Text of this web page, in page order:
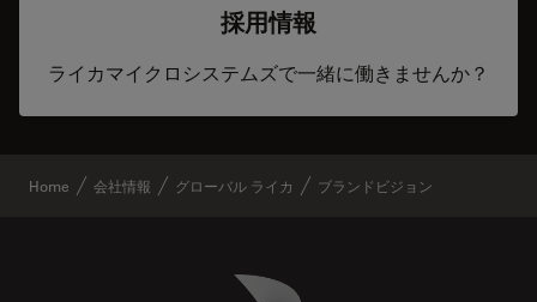
採用情報
ライカマイクロシステムズで一緒に働きませんか？
Home 会社情報 グローバル ライカ ブランドビジョン
Danaher Logo